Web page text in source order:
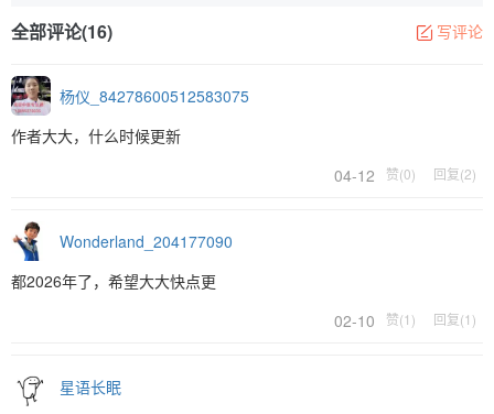
全部评论(16) 写评论
杨仪_84278600512583075
作者大大，什么时候更新
04-12
赞(0) 回复(2)
Wonderland_204177090
都2026年了，希望大大快点更
02-10
赞(1) 回复(1)
星语长眠